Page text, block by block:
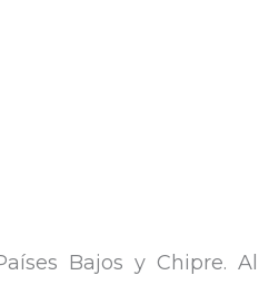
Bajos y Chipre. Al